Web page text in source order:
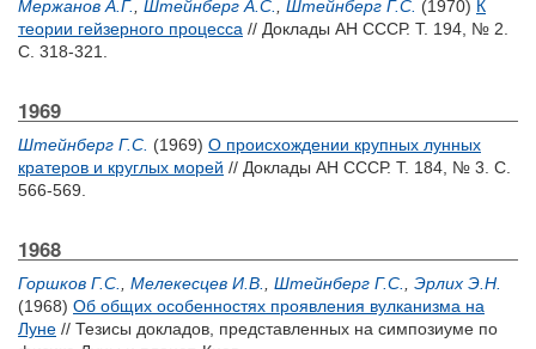
Мержанов А.Г.
Штейнберг А.С. Штейнберг Г.С. (1970) К
теории гейзерного процесса // Доклады АН СССР. Т. 194, № 2.
С. 318-321.
1969
Штейнберг Г.С. (1969) О происхождении крупных лунных
кратеров и круглых морей // Доклады АН СССР. Т. 184, № 3. С.
566-569.
1968
Горшков Г.С. Мелекесцев И.В. Штейнберг Г.С.
Эрлих Э.Н.
(1968) Об общих особенностях проявления вулканизма на
Луне // Тезисы докладов, представленных на симпозиуме по